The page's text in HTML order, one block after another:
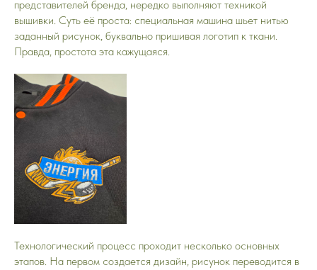
представителей бренда, нередко выполняют техникой
вышивки. Суть её проста: специальная машина шьет нитью
заданный рисунок, буквально пришивая логотип к ткани.
Правда, простота эта кажущаяся.
Технологический процесс проходит несколько основных
этапов. На первом создается дизайн, рисунок переводится в